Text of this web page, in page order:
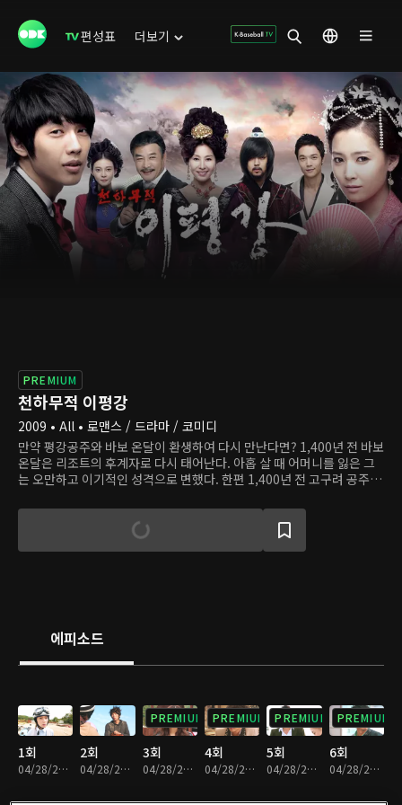
편성표 더보기
PREMIUM
천하무적 이평강
2009 • All • 로맨스 / 드라마 / 코미디
만약 평강공주와 바보 온달이 환생하여 다시 만난다면? 1,400년 전 바보
온달은 리조트의 후계자로 다시 태어난다. 아홉 살 때 어머니를 잃은 그
는 오만하고 이기적인 성격으로 변했다. 한편 1,400년 전 고구려 공주였
어려워지자, 그는 낮에는 골프 리조트에서 일하고 밤에는 닭백숙을 요리
하며 가족의 생계를 책임진다. 전혀 다른 삶을 살고 있는 평강과 온달은
운명적으로 다시 만나 그들의 사랑을 이어간다.
에피소드
1회
04/28/2023 • 1시간 9분
2회
04/28/2023 • 1시간 9분
PREMIUM
3회
04/28/2023 • 1시간 10분
PREMIUM
4회
04/28/2023 • 1시간 9분
PREMIUM
5회
04/28/2023 • 1시간 11분
PREMIUM
6회
04/28/2023 • 1시간 9분